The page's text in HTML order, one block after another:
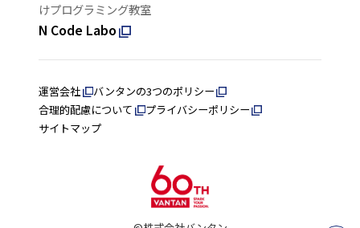
けプログラミング教室
N Code Labo
運営会社
バンタンの3つのポリシー
合理的配慮について
プライバシーポリシー
サイトマップ